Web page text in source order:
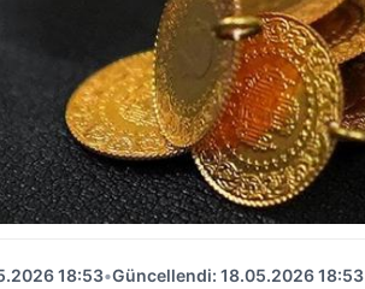
18:53•Güncellendi: 18.05.2026 18:53